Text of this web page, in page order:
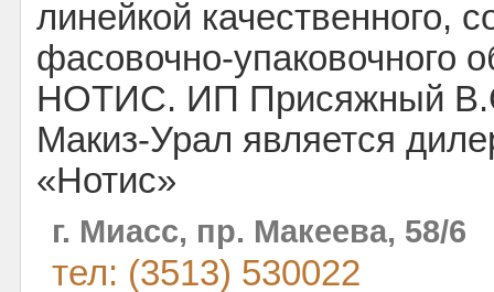
линейкой качественного,
фасовочно-упаковочного
НОТИС. ИП Присяжный
Макиз-Урал является
«Нотис»
г. Миасс, пр. Макеева, 58/6
тел: (3513) 530022